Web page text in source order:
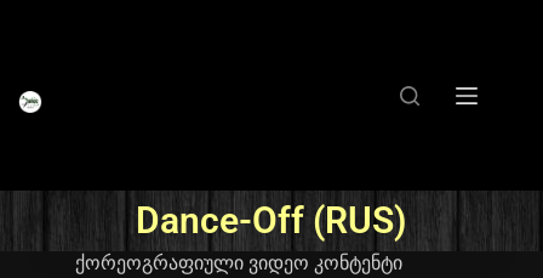
Dance-Off (RUS)
ქორეოგრაფიული ვიდეო კონტენტი